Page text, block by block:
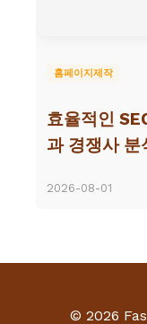
홈페이지제작
효율적인
과 경쟁사 분
2026-08-01
© 2026